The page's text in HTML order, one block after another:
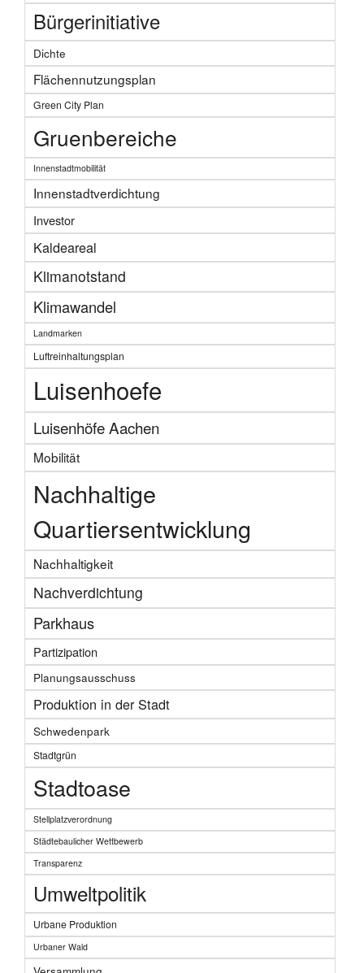
Bürgerinitiative
Dichte
Flächennutzungsplan
Green City Plan
Gruenbereiche
Innenstadtmobilität
Innenstadtverdichtung
Investor
Kaldeareal
Klimanotstand
Klimawandel
Landmarken
Luftreinhaltungsplan
Luisenhoefe
Luisenhöfe Aachen
Mobilität
Nachhaltige
Quartiersentwicklung
Nachhaltigkeit
Nachverdichtung
Parkhaus
Partizipation
Planungsausschuss
Produktion in der Stadt
Schwedenpark
Stadtgrün
Stadtoase
Stellplatzverordnung
Städtebaulicher Wettbewerb
Transparenz
Umweltpolitik
Urbane Produktion
Urbaner Wald